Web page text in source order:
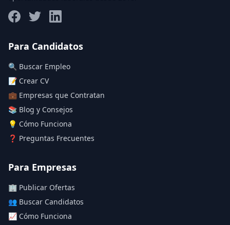
Deja vacío para "sin límite"
Aplicar filtros
Para Candidatos
🔍 Buscar Empleo
📝 Crear CV
💼 Empresas que Contratan
📚 Blog y Consejos
💡 Cómo Funciona
❓ Preguntas Frecuentes
Para Empresas
🏢 Publicar Ofertas
👥 Buscar Candidatos
📈 Cómo Funciona